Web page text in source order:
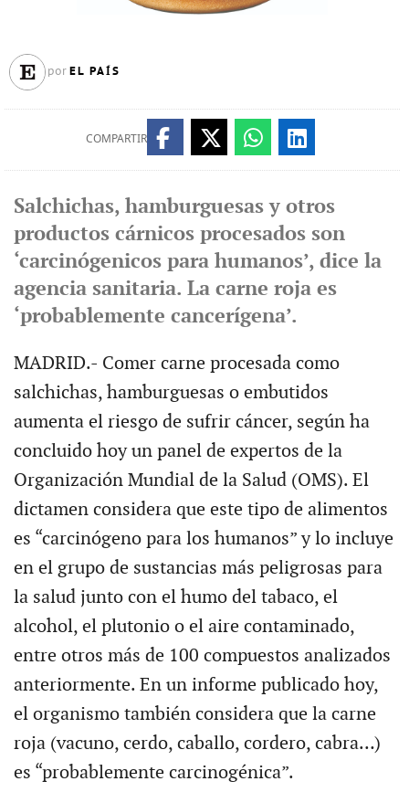
por EL PAÍS
COMPARTIR
Salchichas, hamburguesas y otros
productos cárnicos procesados son
‘carcinógenicos para humanos’, dice la
agencia sanitaria. La carne roja es
‘probablemente cancerígena’.
MADRID.- Comer carne procesada como
salchichas, hamburguesas o embutidos
aumenta el riesgo de sufrir cáncer, según ha
concluido hoy un panel de expertos de la
Organización Mundial de la Salud (OMS). El
dictamen considera que este tipo de alimentos
es “carcinógeno para los humanos” y lo incluye
en el grupo de sustancias más peligrosas para
la salud junto con el humo del tabaco, el
alcohol, el plutonio o el aire contaminado,
entre otros más de 100 compuestos analizados
anteriormente. En un informe publicado hoy,
el organismo también considera que la carne
roja (vacuno, cerdo, caballo, cordero, cabra…)
es “probablemente carcinogénica”.